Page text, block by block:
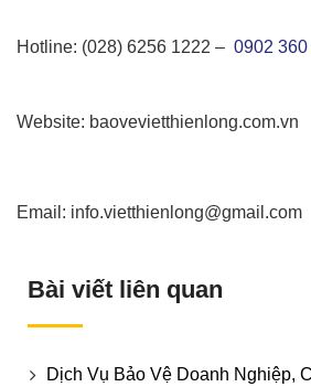
Hotline: (028) 6256 1222 – 0902 360
Website: baovevietthienlong.com.vn
Email: info.vietthienlong@gmail.com
Bài viết liên quan
Dịch Vụ Bảo Vệ Doanh Nghiệp,